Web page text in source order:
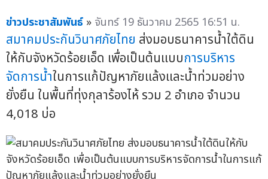
ข่าวประชาสัมพันธ์ » จันทร์ 19 ธันวาคม 2565 16:51 น.
สมาคมประกันวินาศภัยไทย ส่งมอบธนาคารน้ำใต้ดิน
ให้กับจังหวัดร้อยเอ็ด เพื่อเป็นต้นแบบการบริหาร
จัดการน้ำในการแก้ปัญหาภัยแล้งและน้ำท่วมอย่าง
ยั่งยืน ในพื้นที่ทุ่งกุลาร้องไห้ รวม 2 อำเภอ จำนวน
4,018 บ่อ